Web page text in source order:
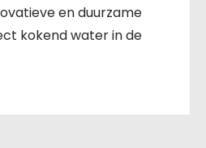
en duurzame
kokend water in de